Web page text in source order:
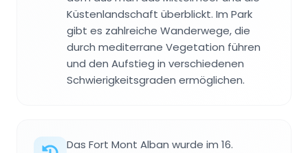
Küstenlandschaft überblickt. Im Park
gibt es zahlreiche Wanderwege, die
durch mediterrane Vegetation führen
und den Aufstieg in verschiedenen
Schwierigkeitsgraden ermöglichen.
Das Fort Mont Alban wurde im 16.